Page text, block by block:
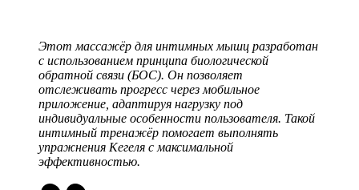
Этот массажёр для интимных мышц разработан
с использованием принципа биологической
обратной связи (БОС). Он позволяет
отслеживать прогресс через мобильное
приложение, адаптируя нагрузку под
индивидуальные особенности пользователя. Такой
интимный тренажёр помогает выполнять
упражнения Кегеля с максимальной
эффективностью.